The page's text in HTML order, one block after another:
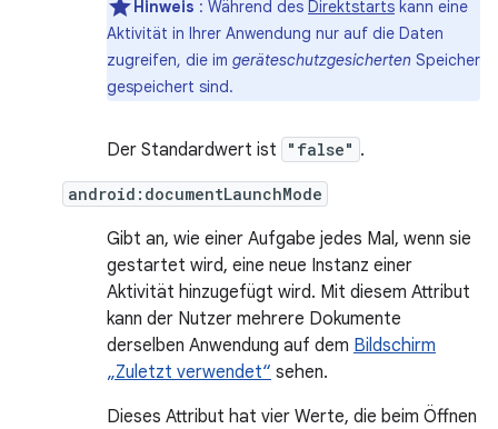
Hinweis : Während des Direktstarts kann eine
Aktivität in Ihrer Anwendung nur auf die Daten
zugreifen, die im geräteschutzgesicherten Speicher
gespeichert sind.
Der Standardwert ist "false" .
android:documentLaunchMode
Gibt an, wie einer Aufgabe jedes Mal, wenn sie
gestartet wird, eine neue Instanz einer
Aktivität hinzugefügt wird. Mit diesem Attribut
kann der Nutzer mehrere Dokumente
derselben Anwendung auf dem Bildschirm
„Zuletzt verwendet“ sehen.
Dieses Attribut hat vier Werte, die beim Öffnen